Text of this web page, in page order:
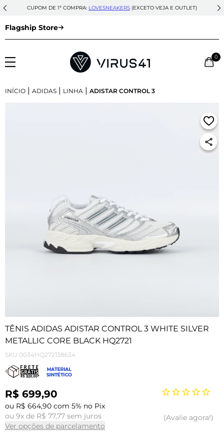
CUPOM DE 1ª COMPRA: LOVESNEAKERS (EXCETO VEJA E OUTLET)
Flagship Store
0
INÍCIO | ADIDAS | LINHA | ADISTAR CONTROL 3
TÊNIS ADIDAS ADISTAR CONTROL 3 WHITE SILVER
METALLIC CORE BLACK HQ2721
SKU 0034HQ272138634
R$ 699,90
ou R$ 664,90 com 5% no Pix
ou 9x de R$ 77,77 sem juros
Ver opções de parcelamento
Avalie agora!